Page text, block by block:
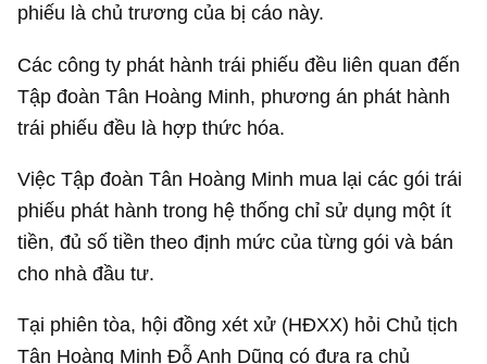
phiếu là chủ trương của bị cáo này.
Các công ty phát hành trái phiếu đều liên quan đến
Tập đoàn Tân Hoàng Minh, phương án phát hành
trái phiếu đều là hợp thức hóa.
Việc Tập đoàn Tân Hoàng Minh mua lại các gói trái
phiếu phát hành trong hệ thống chỉ sử dụng một ít
tiền, đủ số tiền theo định mức của từng gói và bán
cho nhà đầu tư.
Tại phiên tòa, hội đồng xét xử (HĐXX) hỏi Chủ tịch
Tân Hoàng Minh Đỗ Anh Dũng có đưa ra chủ